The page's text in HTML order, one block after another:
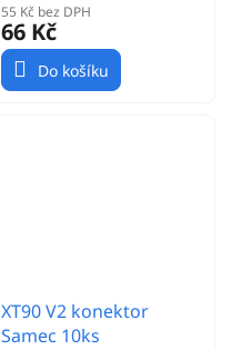
55 Kč bez DPH
66 Kč
Do košíku
XT90 V2 konektor
Samec 10ks